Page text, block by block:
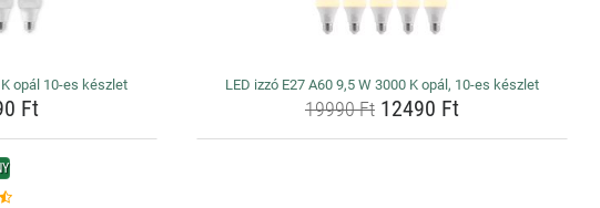
opál 10-es készlet
Ft
LED izzó E27 A60 9,5 W 3000 K opál, 10-es készlet
19990 Ft12490 Ft